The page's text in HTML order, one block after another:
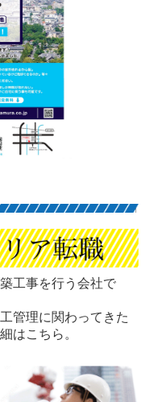
工事を行う会社で
管理に関わってきた
はこちら。